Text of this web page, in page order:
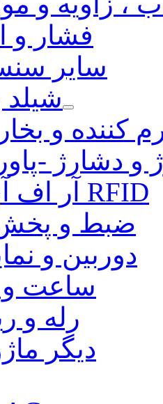
فشار و
سایر
شیلد
کننده و
و دشارژ -
آر اف آی دی RFID
ضبط و
دوربین و
ساعت و
رله و
دیگر